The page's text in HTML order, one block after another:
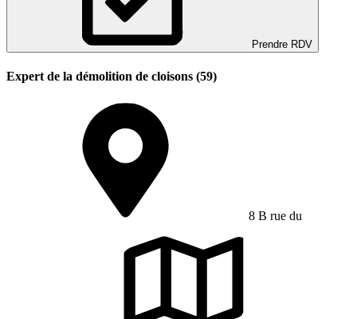
Prendre RDV
Expert de la démolition de cloisons (59)
8 B rue du